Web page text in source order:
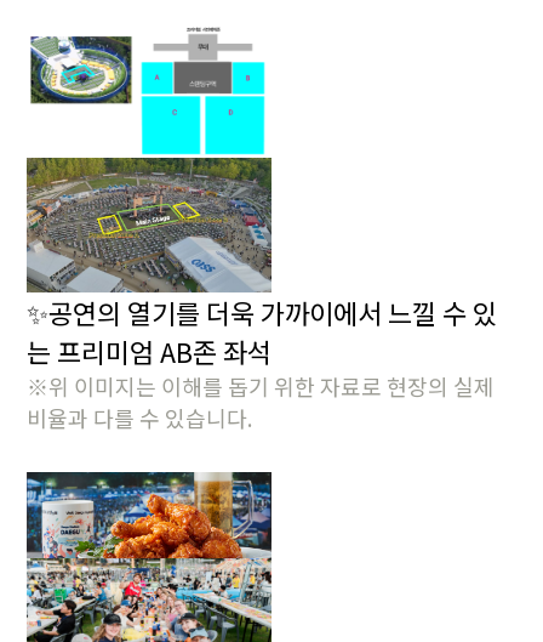
✨공연의 열기를 더욱 가까이에서 느낄 수 있
는 프리미엄 AB존 좌석
※위 이미지는 이해를 돕기 위한 자료로 현장의 실제
비율과 다를 수 있습니다.